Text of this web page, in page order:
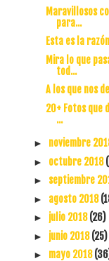
Maravillosos
para...
Esta es la
Mira lo que
tod...
A los que nos
20+ Fotos que
...
► noviembre
► octubre 2018
► septiembre
► agosto 2018
► julio 2018(26)
► junio 2018(25)
► mayo 2018